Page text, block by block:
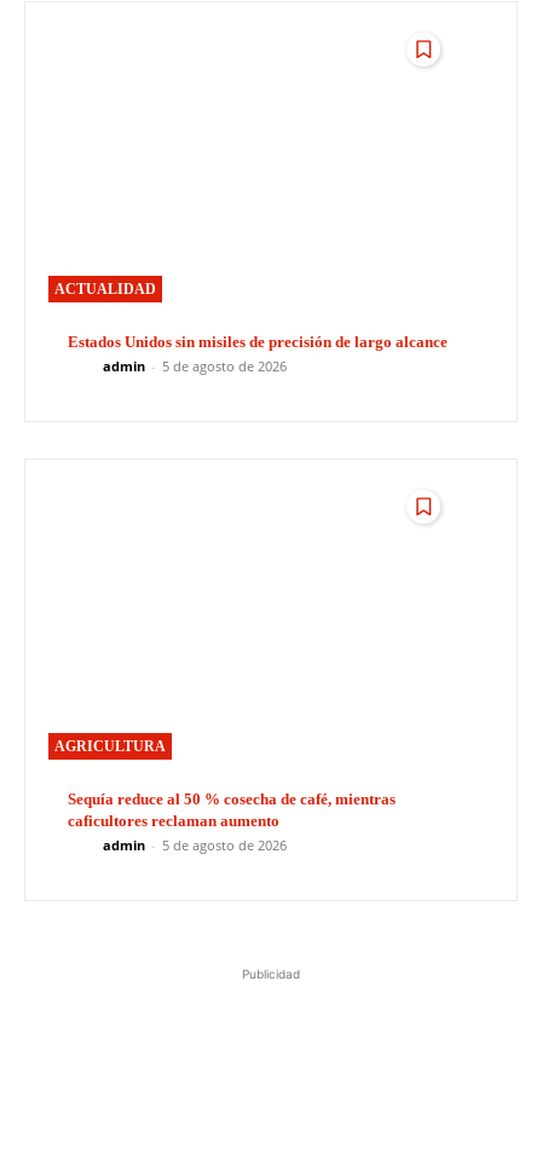
ACTUALIDAD
Estados Unidos sin misiles de precisión de largo alcance
admin - 5 de agosto de 2026
AGRICULTURA
Sequía reduce al 50 % cosecha de café, mientras
caficultores reclaman aumento
admin - 5 de agosto de 2026
Publicidad